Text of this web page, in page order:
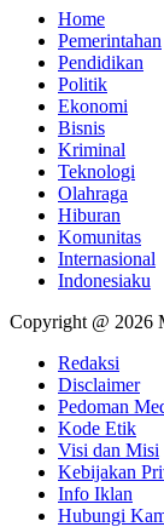
Home
Pemerintahan
Pendidikan
Politik
Ekonomi
Bisnis
Kriminal
Teknologi
Olahraga
Hiburan
Komunitas
Internasional
Indonesiaku
Copyright @ 2026
Redaksi
Disclaimer
Pedoman
Kode Etik
Visi dan Misi
Kebijakan
Info Iklan
Hubungi